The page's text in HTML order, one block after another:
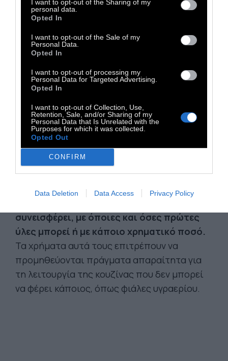
I want to opt-out of the Sharing of my
personal data.
Opted In
I want to opt-out of the Sale of my
Personal Data.
Opted In
I want to opt-out of processing my
Personal Data for Targeted Advertising.
Opted In
I want to opt-out of Collection, Use,
Retention, Sale, and/or Sharing of my
Personal Data that Is Unrelated with the
Purposes for which it was collected.
Opted Out
CONFIRM
Data Deletion Data Access Privacy Policy
Κάθε άνθρωπος εδώ συνεισφέρει όπως
μπορεί και για όσο χρόνο μπορεί να
διαθέσει. Στην Κουζίνα το πρόγραμμα της
εβδομάδας καθορίζεται ανάλογα με τις
διαθεσιμότητες και ο καθένας προσφέρει
τις δεξιότητες που μπορεί, από μαγείρεμα
μέχρι καθάρισμα και από πρώτες ύλες μέχρι
πακετάρισμα και διαμοιρασμό του φαγητού.
H συλλογική κουζίναδεν απευθύνεται σε
εταιρίες και οργανισμούς για τις πρώτες
συνεισφέρει, με όποιες και όσες πρώτες
ύλες μπορεί ή με κάποιο χρηματικό ποσό.
Τα χρήματα αυτά τους επιτρέπουν να
προμηθεύονται πράγματα απαραίτητα για
τη λειτουργία της κουζίνας που δεν μπορεί
να φέρει κάποιος, όπως φιάλες υγραερίου.